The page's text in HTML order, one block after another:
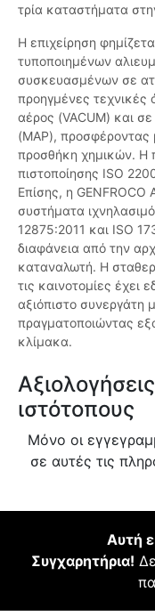
τρία καταστήματα
Η επιχείρηση
τυποποιημένων
συσκευασμένων σε
προηγμένες
αέρος (VACUM) και
(MAP), προσφέροντας
προσθήκη χημικών. Η
πιστοποίησης ISO
Επίσης, η GENFROCO
συστήματα
12875:2011 και ISO
διαφάνεια από την
καταναλωτή. Η
τις καινοτομίες έχει
αξιόπιστο συνεργάτη
πραγματοποιώντας
κλίμακα.
ιστότοπους
Μόνο οι
σε αυτές τις
Αυτή
Συγχαρητήρια!